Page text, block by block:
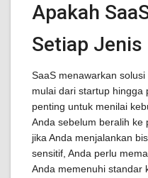
Apakah
Setiap Jenis
SaaS menawarkan
mulai dari startup hingga
penting untuk menilai
Anda sebelum beralih ke
jika Anda menjalankan
sensitif, Anda perlu
Anda memenuhi standar